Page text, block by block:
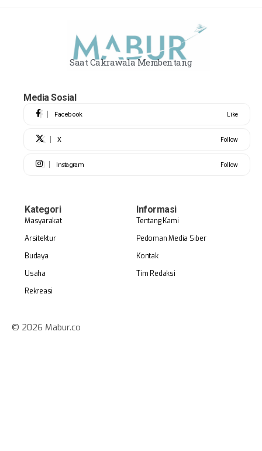
Saat Cakrawala Membentang
Media Sosial
Facebook Like
X Follow
Instagram Follow
Kategori
Masyarakat
Arsitektur
Budaya
Usaha
Rekreasi
Informasi
Tentang Kami
Pedoman Media Siber
Kontak
Tim Redaksi
© 2026 Mabur.co